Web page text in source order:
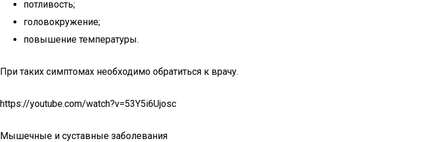
потливость;
головокружение;
повышение температуры.
При таких симптомах необходимо обратиться к врачу.
https://youtube.com/watch?v=53Y5i6Ujosc
Мышечные и суставные заболевания